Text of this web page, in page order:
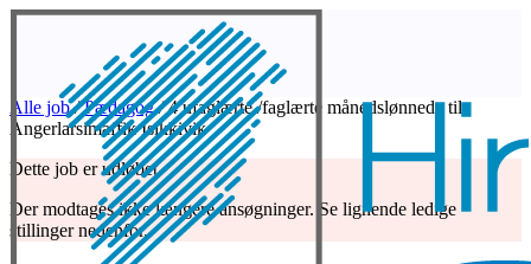
Alle job / Pædagog / 4 ufaglærte /faglærte månedslønnede til
Angerlarsimaffik Isikkivik
Dette job er udløbet
Der modtages ikke længere ansøgninger. Se lignende ledige
stillinger nedenfor.